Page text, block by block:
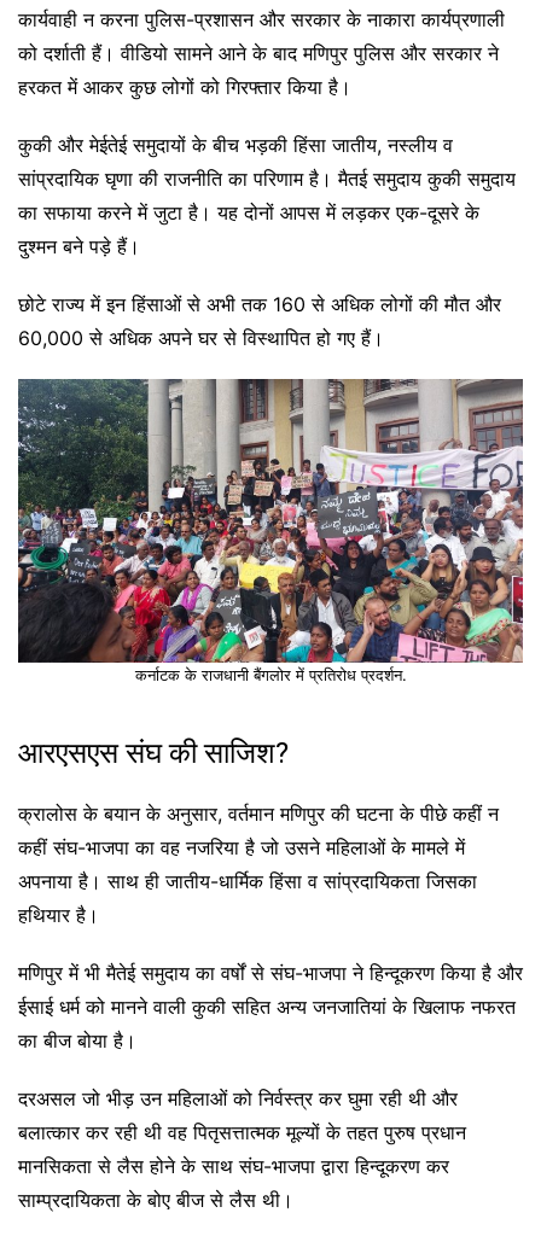
कार्यवाही न करना पुलिस-प्रशासन और सरकार के नाकारा कार्यप्रणाली
को दर्शाती हैं। वीडियो सामने आने के बाद मणिपुर पुलिस और सरकार ने
हरकत में आकर कुछ लोगों को गिरफ्तार किया है।
कुकी और मेईतेई समुदायों के बीच भड़की हिंसा जातीय, नस्लीय व
सांप्रदायिक घृणा की राजनीति का परिणाम है। मैतई समुदाय कुकी समुदाय
का सफाया करने में जुटा है। यह दोनों आपस में लड़कर एक-दूसरे के
दुश्मन बने पड़े हैं।
छोटे राज्य में इन हिंसाओं से अभी तक 160 से अधिक लोगों की मौत और
60,000 से अधिक अपने घर से विस्थापित हो गए हैं।
कर्नाटक के राजधानी बैंगलोर में प्रतिरोध प्रदर्शन.
आरएसएस संघ की साजिश?
क्रालोस के बयान के अनुसार, वर्तमान मणिपुर की घटना के पीछे कहीं न
कहीं संघ-भाजपा का वह नजरिया है जो उसने महिलाओं के मामले में
अपनाया है। साथ ही जातीय-धार्मिक हिंसा व सांप्रदायिकता जिसका
हथियार है।
मणिपुर में भी मैतेई समुदाय का वर्षों से संघ-भाजपा ने हिन्दूकरण किया है और
ईसाई धर्म को मानने वाली कुकी सहित अन्य जनजातियां के खिलाफ नफरत
का बीज बोया है।
दरअसल जो भीड़ उन महिलाओं को निर्वस्त्र कर घुमा रही थी और
बलात्कार कर रही थी वह पितृसत्तात्मक मूल्यों के तहत पुरुष प्रधान
मानसिकता से लैस होने के साथ संघ-भाजपा द्वारा हिन्दूकरण कर
साम्प्रदायिकता के बोए बीज से लैस थी।